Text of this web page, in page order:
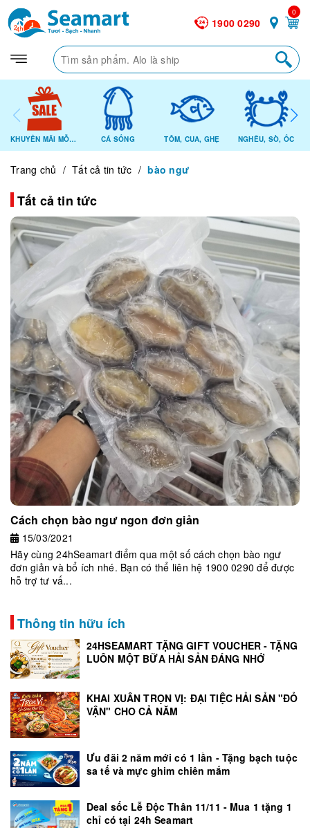
1900 0290
0
KHUYẾN MÃI MỖI NGÀY CÁ SỐNG TÔM, CUA, GHẸ NGHÊU, SÒ, ỐC
Trang chủ / Tất cả tin tức / bào ngư
Tất cả tin tức
Cách chọn bào ngư ngon đơn giản
15/03/2021
Hãy cùng 24hSeamart điểm qua một số cách chọn bào ngư
đơn giản và bổ ích nhé. Bạn có thể liên hệ 1900 0290 để được
hỗ trợ tư vấ...
Thông tin hữu ích
24HSEAMART TẶNG GIFT VOUCHER - TẶNG
LUÔN MỘT BỮA HẢI SẢN ĐÁNG NHỚ
KHAI XUÂN TRỌN VỊ: ĐẠI TIỆC HẢI SẢN "ĐỎ
VẬN" CHO CẢ NĂM
Ưu đãi 2 năm mới có 1 lần - Tặng bạch tuộc
sa tế và mực ghim chiên mắm
Deal sốc Lễ Độc Thân 11/11 - Mua 1 tặng 1
chỉ có tại 24h Seamart